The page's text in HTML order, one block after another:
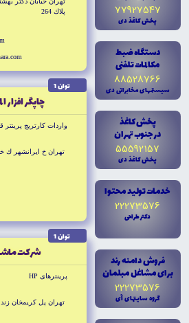
77927547
پخش کاغذ دى
دستگاه ضبط
مکالمات تلفنى
88528766
سيستمهاى مخابراتى دى
پخش کاغذ
در جنوب تهران
55592157
پخش کاغذ دى
خدمات توليد محتوا
22273576
دکتر طراحى
فروش دامنه رند
براى مشاغل مبلمان
22273576
گروه سايتهاى آى
پلاك 264
توان 1
چاپگر
واردات كارتريج پرينتر
تهران خ ايرانشهر ك خسرو
توان 1
شركت
پرينترهاى HP
تهران پل كريمخان زند